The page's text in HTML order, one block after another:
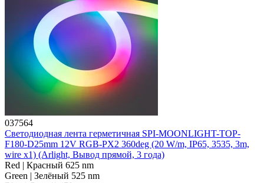
037564
Светодиодная лента герметичная SPI-MOONLIGHT-TOP-
F180-D25mm 12V RGB-PX2 360deg (20 W/m, IP65, 3535, 3m,
wire x1) (Arlight, Вывод прямой, 3 года)
Red | Красный 625 nm
Green | Зелёный 525 nm